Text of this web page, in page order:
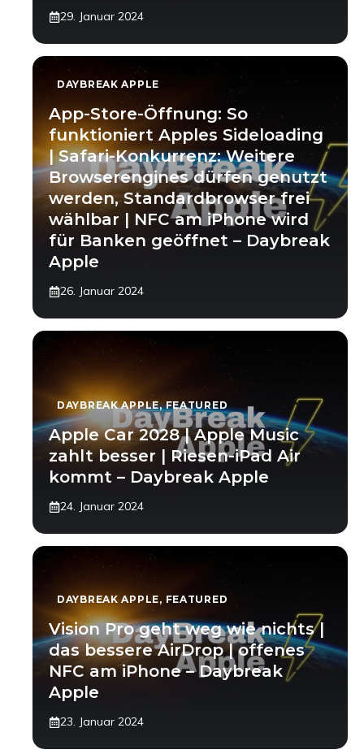
29. Januar 2024
DAYBREAK APPLE
App-Store-Öffnung: So
funktioniert Apples Sideloading
| Safari-Konkurrenz: Weitere
Browserengines dürfen genutzt
werden, Standardbrowser frei
wählbar | NFC am iPhone wird
für Banken geöffnet – Daybreak
Apple
26. Januar 2024
DAYBREAK APPLE,FEATURED
Apple Car 2028 | Apple Music
zahlt besser | Riesen-iPad Air
kommt – Daybreak Apple
24. Januar 2024
DAYBREAK APPLE, FEATURED
Vision Pro geht weg wie nichts |
das bessere AirDrop | offenes
NFC am iPhone – Daybreak
Apple
23. Januar 2024